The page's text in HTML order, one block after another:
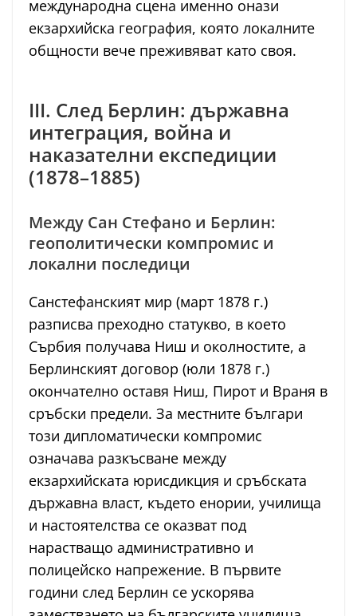
международна сцена именно онази
екзархийска география, която локалните
общности вече преживяват като своя.
III. След Берлин: държавна
интеграция, война и
наказателни експедиции
(1878–1885)
Между Сан Стефано и Берлин:
геополитически компромис и
локални последици
Санстефанският мир (март 1878 г.)
разписва преходно статукво, в което
Сърбия получава Ниш и околностите, а
Берлинският договор (юли 1878 г.)
окончателно оставя Ниш, Пирот и Враня в
сръбски предели. За местните българи
този дипломатически компромис
означава разкъсване между
екзархийската юрисдикция и сръбската
държавна власт, където енории, училища
и настоятелства се оказват под
нарастващо административно и
полицейско напрежение. В първите
години след Берлин се ускорява